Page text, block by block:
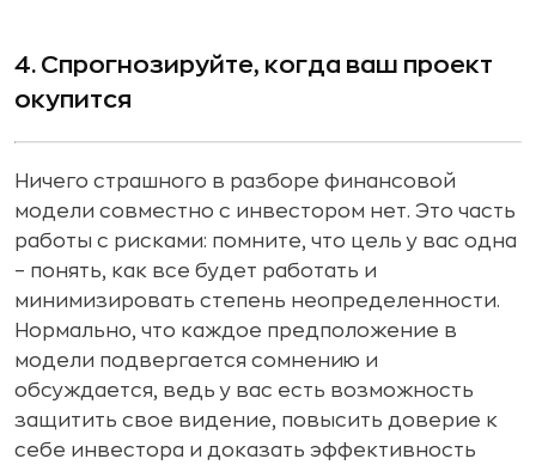
4. Спрогнозируйте, когда ваш проект
окупится
Ничего страшного в разборе финансовой
модели совместно с инвестором нет. Это часть
работы с рисками: помните, что цель у вас одна
– понять, как все будет работать и
минимизировать степень неопределенности.
Нормально, что каждое предположение в
модели подвергается сомнению и
обсуждается, ведь у вас есть возможность
защитить свое видение, повысить доверие к
себе инвестора и доказать эффективность